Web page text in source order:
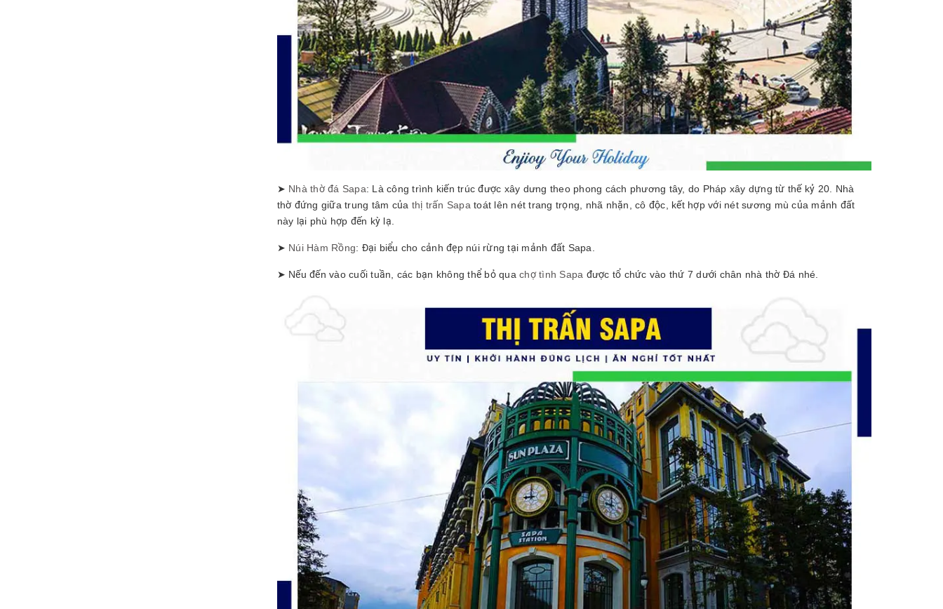
➤ Nhà thờ đá Sapa: Là công trình kiến trúc được xây dưng theo phong cách phương tây, do Pháp xây dựng từ thế kỷ 20. Nhà
thờ đứng giữa trung tâm của thị trấn Sapatoát lên nét trang trọng, nhã nhặn, cô độc, kết hợp với nét sương mù của mảnh đất
này lại phù hợp đến kỳ lạ.
➤ Núi Hàm Rồng: Đại biểu cho cảnh đẹp núi rừng tại mảnh đất Sapa.
➤ Nếu đến vào cuối tuần, các bạn không thể bỏ qua chợ tình Sapa được tổ chức vào thứ 7 dưới chân nhà thờ Đá nhé.